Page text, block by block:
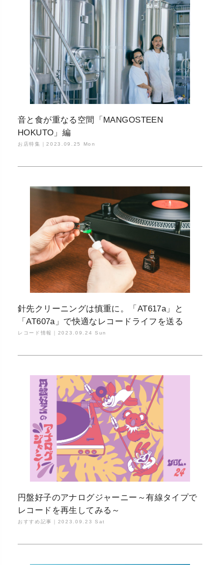
音と食が重なる空間「MANGOSTEEN
HOKUTO」編
お店特集｜2023.09.25 Mon
針先クリーニングは慎重に。「AT617a」と
「AT607a」で快適なレコードライフを送る
レコード情報｜ 2023.09.24 Sun
円盤好子のアナログジャーニー～有線タイプで
レコードを再生してみる～
おすすめ記事｜ 2023.09.23 Sat